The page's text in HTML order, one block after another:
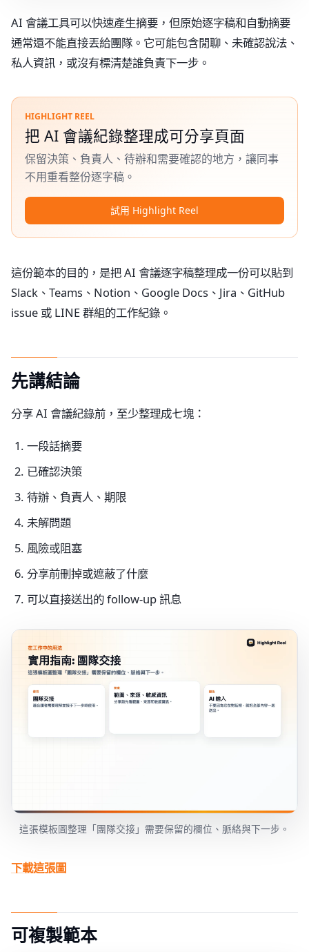
AI 會議工具可以快速產生摘要，但原始逐字稿和自動摘要
通常還不能直接丟給團隊。它可能包含閒聊、未確認說法、
私人資訊，或沒有標清楚誰負責下一步。
HIGHLIGHT REEL
把 AI 會議紀錄整理成可分享頁面
保留決策、負責人、待辦和需要確認的地方，讓同事
不用重看整份逐字稿。
試用 Highlight Reel
這份範本的目的，是把 AI 會議逐字稿整理成一份可以貼到
Slack、Teams、Notion、Google Docs、Jira、GitHub
issue 或 LINE 群組的工作紀錄。
先講結論
分享 AI 會議紀錄前，至少整理成七塊：
一段話摘要
已確認決策
待辦、負責人、期限
未解問題
風險或阻塞
分享前刪掉或遮蔽了什麼
可以直接送出的 follow-up 訊息
這張模板圖整理「團隊交接」需要保留的欄位、脈絡與下一步。
下載這張圖
可複製範本